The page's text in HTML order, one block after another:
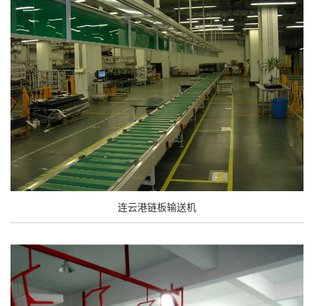
连云港链板输送机